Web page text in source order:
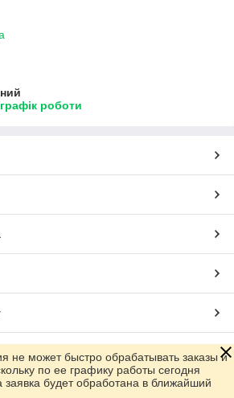
роботи
Prom.ua
не может быстро обрабатывать заказы и
по ее графику работы сегодня
будет обработана в ближайший